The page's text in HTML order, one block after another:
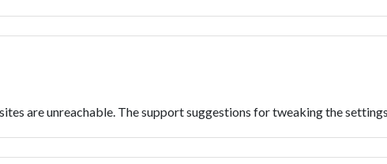
are unreachable. The support suggestions for tweaking the